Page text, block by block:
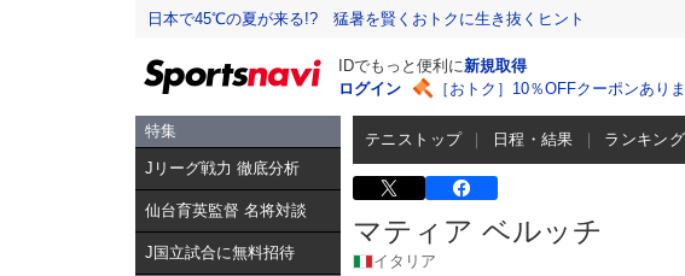
日本で45℃の夏が来る!? 猛暑を賢くおトクに生き抜くヒント
IDでもっと便利に新規取得
ログイン
［おトク］10％OFFクーポンあり
特集
Jリーグ戦力 徹底分析
仙台育英監督 名将対談
J国立試合に無料招待
テニストップ 日程・結果 ランキング
マティア ベルッチ
イタリア